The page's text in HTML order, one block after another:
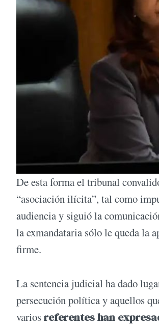
De esta forma el tribunal
“asociación ilícita”, tal como
audiencia y siguió la
la exmandataria sólo le queda la
firme.
La sentencia judicial ha dado
persecución política y aquellos
variosreferentes han